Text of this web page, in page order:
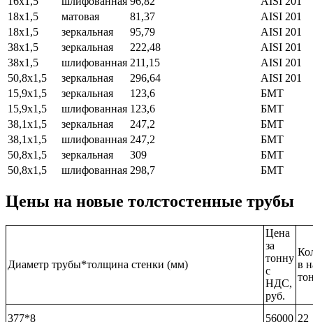
18х1,5
матовая 81,37
AISI 201
18х1,5
зеркальная 95,79
AISI 201
38х1,5
зеркальная 222,48
AISI 201
38х1,5
шлифованная 211,15
AISI 201
50,8х1,5
зеркальная 296,64
AISI 201
15,9х1,5
зеркальная 123,6
БМТ
15,9х1,5
шлифованная 123,6
БМТ
38,1х1,5
зеркальная 247,2
БМТ
38,1х1,5
шлифованная 247,2
БМТ
50,8х1,5
зеркальная 309
БМТ
50,8х1,5
шлифованная 298,7 БМТ
Цены на новые толстостенные трубы
Диаметр трубы*толщина стенки (мм)
Цена
за
тонну
с
НДС,
руб.
в
377*8 56000 22